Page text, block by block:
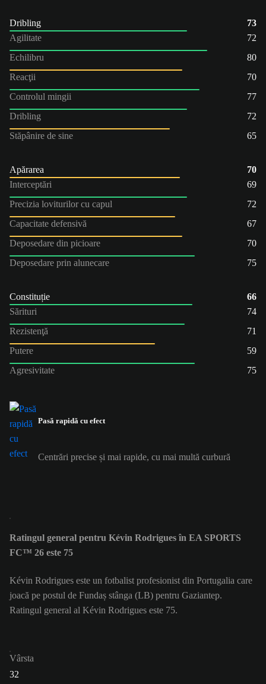
Dribling
73
Agilitate
72
Echilibru
80
Reacţii
70
Controlul mingii
77
Dribling
72
Stăpânire de sine
65
Apărarea
70
Interceptări
69
Precizia loviturilor cu capul
72
Capacitate defensivă
67
Deposedare din picioare
70
Deposedare prin alunecare
75
Constituție
66
Sărituri
74
Rezistenţă
71
Putere
59
Agresivitate
75
Pasă rapidă cu efect
Centrări precise și mai rapide, cu mai multă curbură
Ratingul general pentru Kévin Rodrigues în EA SPORTS
FC™ 26 este 75
Kévin Rodrigues este un fotbalist profesionist din Portugalia care
joacă pe postul de Fundaș stânga (LB) pentru Gaziantep.
Ratingul general al Kévin Rodrigues este 75.
Vârsta
32